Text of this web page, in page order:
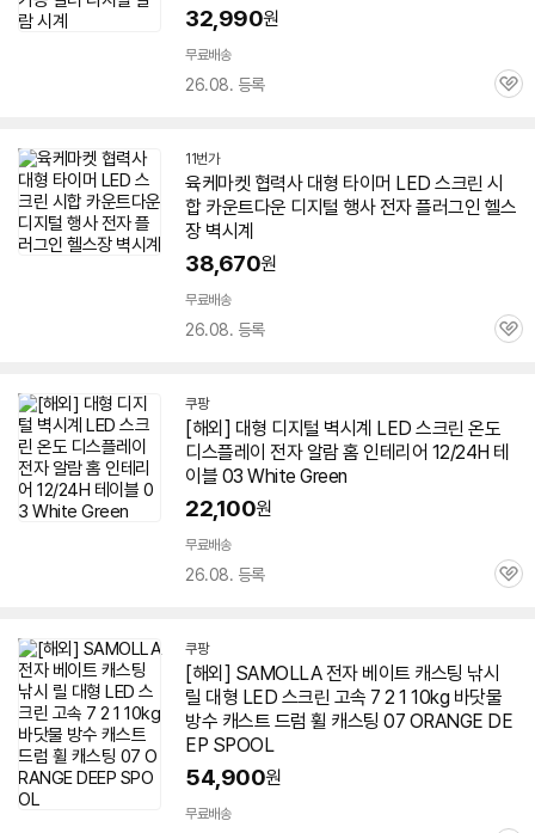
32,990원
무료배송
26.08. 등록
관
11번가
육케마켓 협력사 대형 타이머 LED 스크린 시
합 카운트다운 디지털 행사 전자 플러그인 헬스
장 벽시계
38,670원
무료배송
26.08. 등록
관
쿠팡
[해외] 대형 디지털 벽시계 LED 스크린 온도
디스플레이 전자 알람 홈 인테리어 12/24H 테
이블 03 White Green
22,100원
무료배송
26.08. 등록
관
쿠팡
[해외] SAMOLLA 전자 베이트 캐스팅 낚시
릴 대형 LED 스크린 고속 7 2 1 10kg 바닷물
방수 캐스트 드럼 휠 캐스팅 07 ORANGE DE
EP SPOOL
54,900원
무료배송